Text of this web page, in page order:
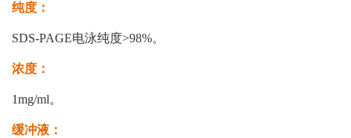
纯度：
SDS-PAGE电泳纯度>98%。
浓度：
1mg/ml。
缓冲液：